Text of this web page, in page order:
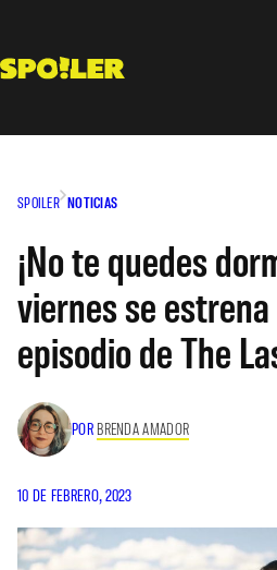
contenido
SPOILER NOTICIAS
¡No te quedes
viernes se
episodio de The
POR BRENDA AMADOR
10 DE FEBRERO, 2023